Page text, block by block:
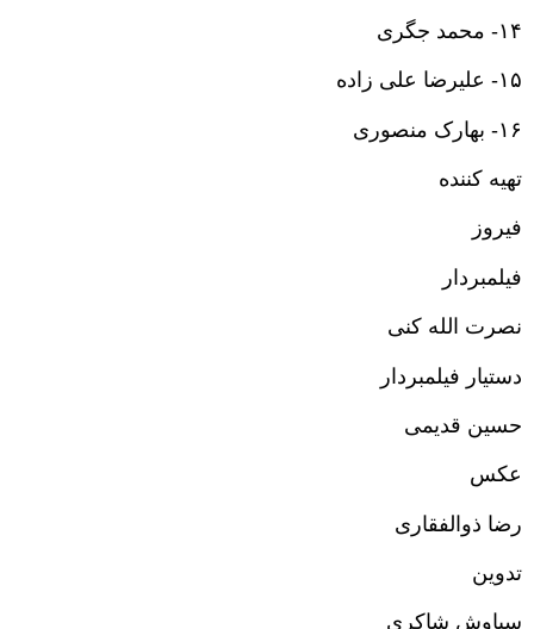
۱۴- محمد جگری
۱۵- علیرضا علی زاده
۱۶- بهارک منصوری
تهیه کننده
فیروز
فیلمبردار
نصرت الله کنی
دستیار فیلمبردار
حسین قدیمی
عکس
رضا ذوالفقاری
تدوین
سیاوش شاکری